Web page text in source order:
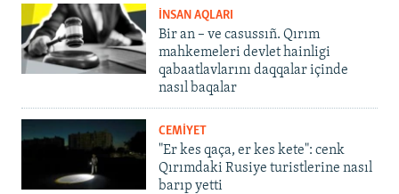
İNSAN AQLARI
Bir an – ve casussıñ. Qırım
mahkemeleri devlet hainligi
qabaatlavlarını daqqalar içinde
nasıl baqalar
CEMİYET
"Er kes qaça, er kes kete": cenk
Qırımdaki Rusiye turistlerine nasıl
barıp yetti